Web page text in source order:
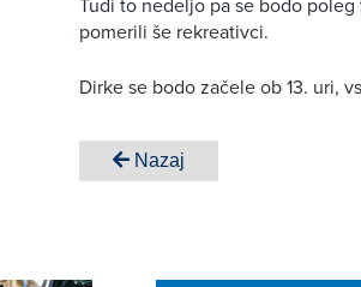
pomerili še rekreativci.
Dirke se bodo začele ob 13. uri,
Nazaj